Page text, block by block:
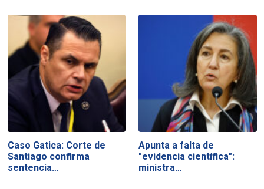
Caso Gatica: Corte de
Santiago confirma
sentencia…
Apunta a falta de
"evidencia científica":
ministra…